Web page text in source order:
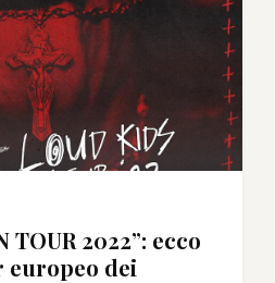
TOUR 2022”: ecco
europeo dei